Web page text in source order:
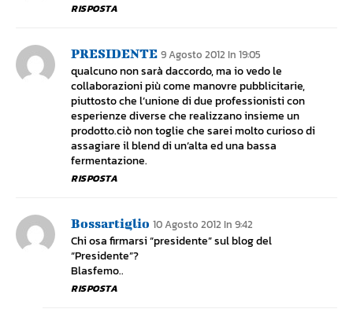
RISPOSTA
PRESIDENTE 9 Agosto 2012 In 19:05
qualcuno non sarà daccordo, ma io vedo le
collaborazioni più come manovre pubblicitarie,
piuttosto che l’unione di due professionisti con
esperienze diverse che realizzano insieme un
prodotto.ciò non toglie che sarei molto curioso di
assagiare il blend di un’alta ed una bassa
fermentazione.
RISPOSTA
Bossartiglio 10 Agosto 2012 In 9:42
Chi osa firmarsi “presidente” sul blog del
“Presidente”?
Blasfemo..
RISPOSTA